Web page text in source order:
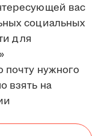
вас
социальных
для
почту нужного
взять на